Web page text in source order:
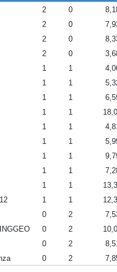
2 0
2 0
2 0
2 0
1 1
1 1
1 1
1 1
1 1
1 1
1 1
1 1
1 1
1 1
0 2
0 2
0 2
0 2